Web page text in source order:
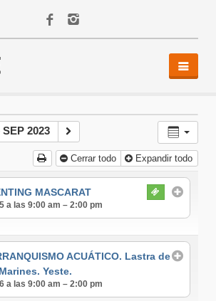
2023
Cerrar todo Expandir todo
MASCARAT
a las 9:00 am – 2:00 pm
ACUÁTICO. Lastra de
Yeste.
a las 9:00 am – 2:00 pm